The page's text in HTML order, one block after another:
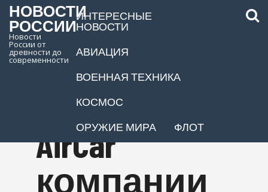
НОВОСТИ
РОССИИ
Новости
России от
древности до
современности
ИНТЕРЕСНЫЕ
НОВОСТИ
АВИАЦИЯ
ВОЕННАЯ ТЕХНИКА
КОСМОС
ОРУЖИЕ МИРА
ФЛОТ
Летающий
автомобиль
AirCar
компании